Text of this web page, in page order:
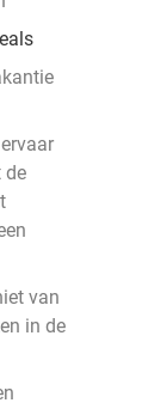
de
van
in de